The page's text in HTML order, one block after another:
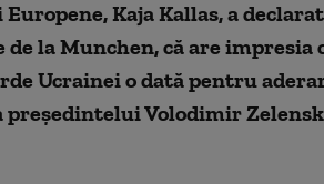
Kaja Kallas, a
la Munchen, că are impresia
Ucrainei o dată pentru
preşedintelui Volodimir